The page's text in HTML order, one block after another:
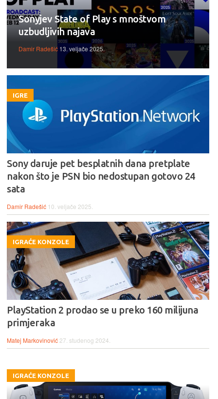
Sonyjev State of Play s mnoštvom
uzbudljivih najava
Damir Radešić 13. veljače 2025.
IGRE
Sony daruje pet besplatnih dana pretplate
nakon što je PSN bio nedostupan gotovo 24
sata
Damir Radešić 10. veljače 2025.
IGRAĆE KONZOLE
PlayStation 2 prodao se u preko 160 milijuna
primjeraka
Matej Markovinović 27. studenog 2024.
IGRAĆE KONZOLE